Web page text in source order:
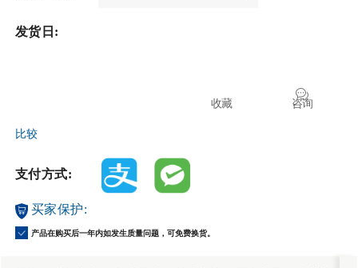
发货日:
咨询
收藏
比较
支付方式:
买家保护:
产品在购买后一年内如发生质量问题，可免费换货。